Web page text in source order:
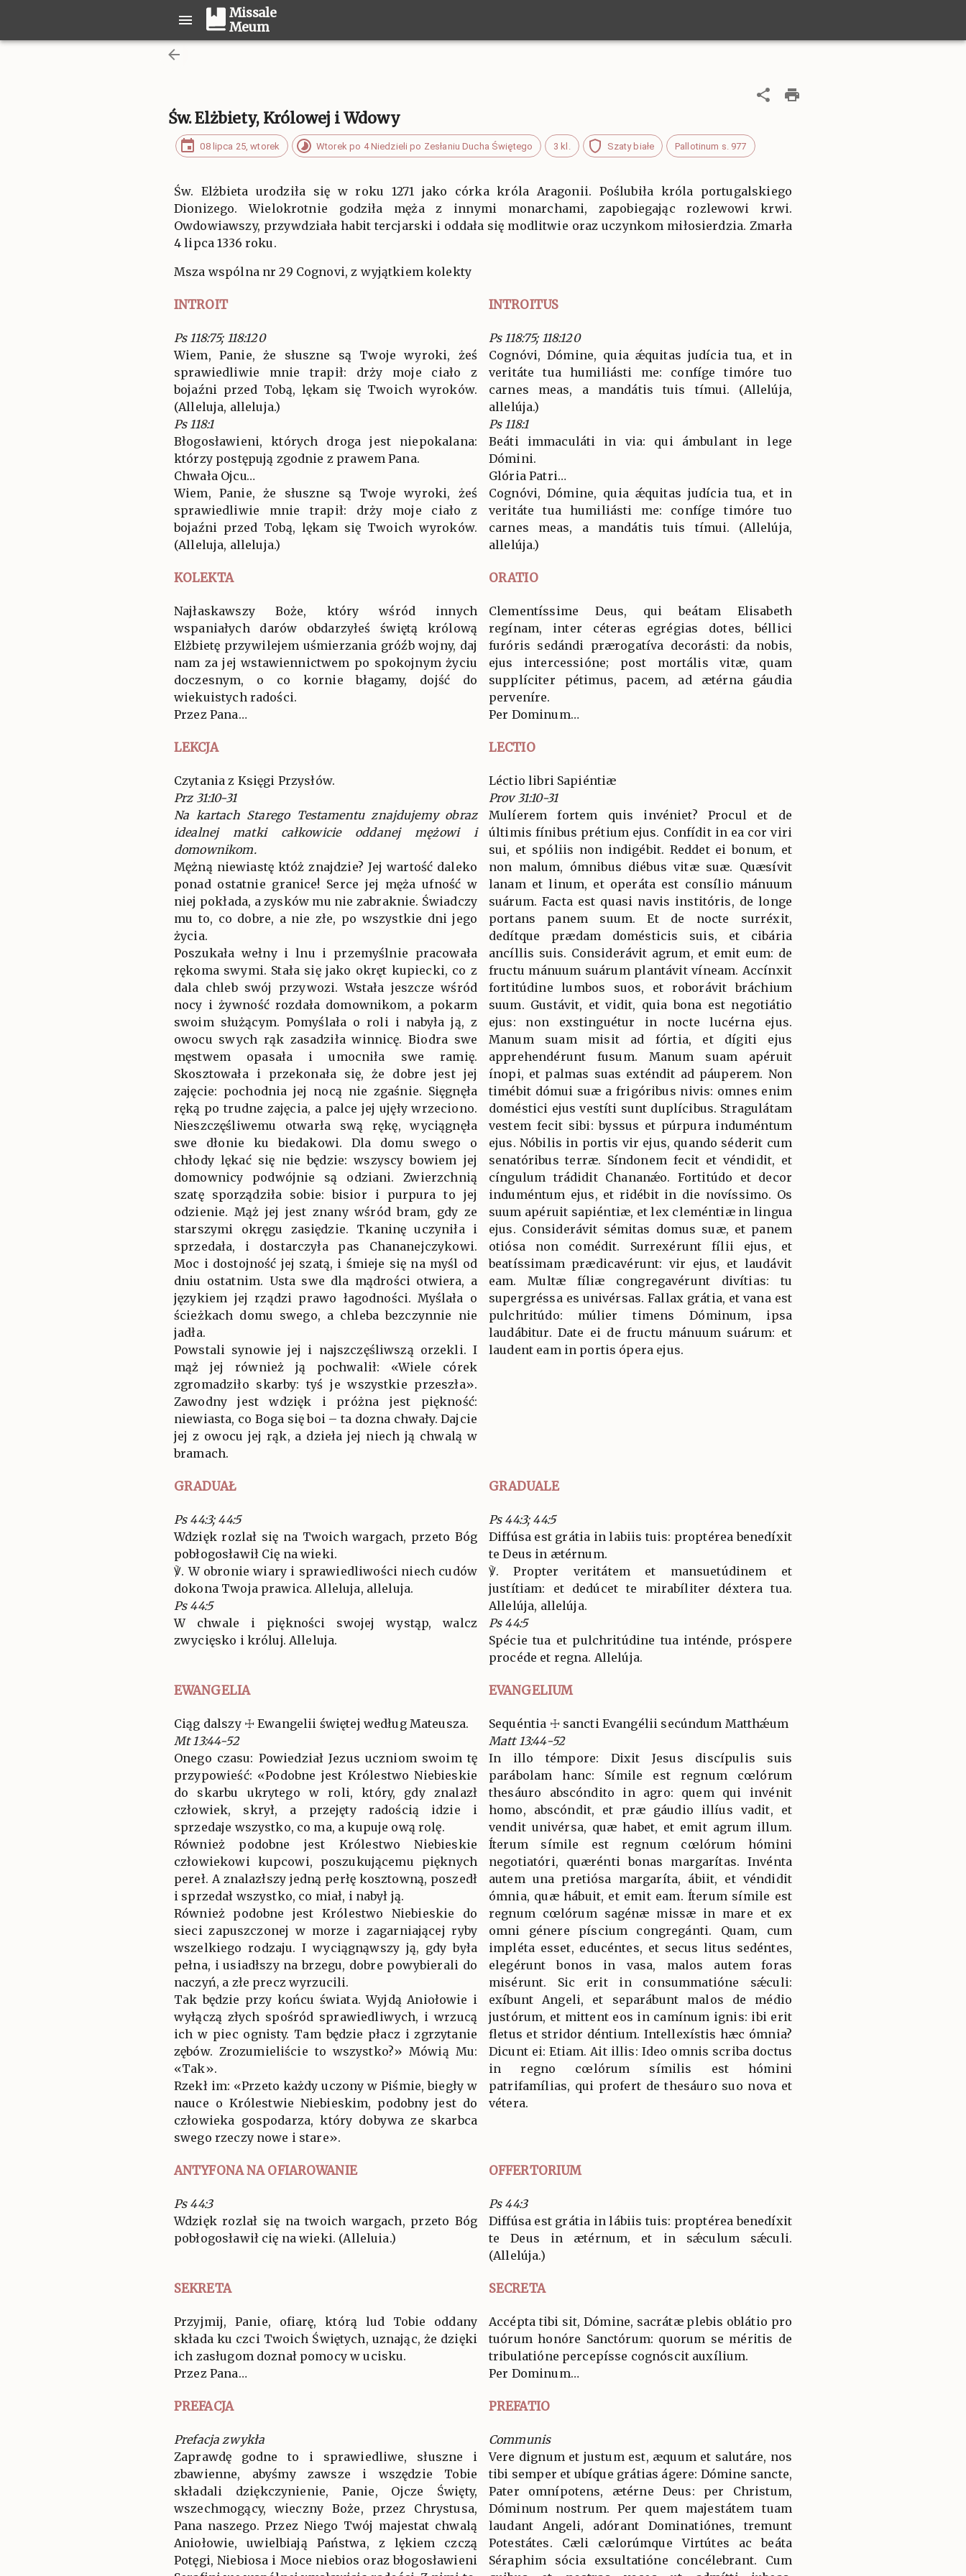
Missale
Meum
Św. Elżbiety, Królowej i Wdowy
08 lipca 25, wtorek Wtorek po 4 Niedzieli po Zesłaniu Ducha Świętego 3 kl. Szaty białe Pallotinum s. 977
Św. Elżbieta urodziła się w roku 1271 jako córka króla Aragonii. Poślubiła króla portugalskiego
Dionizego. Wielokrotnie godziła męża z innymi monarchami, zapobiegając rozlewowi krwi.
Owdowiawszy, przywdziała habit tercjarski i oddała się modlitwie oraz uczynkom miłosierdzia. Zmarła
4 lipca 1336 roku.
Msza wspólna nr 29 Cognovi, z wyjątkiem kolekty
INTROIT INTROITUS
Ps 118:75; 118:120
Wiem, Panie, że słuszne są Twoje wyroki, żeś
sprawiedliwie mnie trapił: drży moje ciało z
bojaźni przed Tobą, lękam się Twoich wyroków.
(Alleluja, alleluja.)
Ps 118:1
Błogosławieni, których droga jest niepokalana:
którzy postępują zgodnie z prawem Pana.
Chwała Ojcu…
Wiem, Panie, że słuszne są Twoje wyroki, żeś
sprawiedliwie mnie trapił: drży moje ciało z
bojaźni przed Tobą, lękam się Twoich wyroków.
(Alleluja, alleluja.)
Ps 118:75; 118:120
Cognóvi, Dómine, quia ǽquitas judícia tua, et in
veritáte tua humiliásti me: confíge timóre tuo
carnes meas, a mandátis tuis tímui. (Allelúja,
allelúja.)
Ps 118:1
Beáti immaculáti in via: qui ámbulant in lege
Dómini.
Glória Patri…
Cognóvi, Dómine, quia ǽquitas judícia tua, et in
veritáte tua humiliásti me: confíge timóre tuo
carnes meas, a mandátis tuis tímui. (Allelúja,
allelúja.)
KOLEKTA ORATIO
Najłaskawszy Boże, który wśród innych
wspaniałych darów obdarzyłeś świętą królową
Elżbietę przywilejem uśmierzania gróźb wojny, daj
nam za jej wstawiennictwem po spokojnym życiu
doczesnym, o co kornie błagamy, dojść do
wiekuistych radości.
Przez Pana…
Clementíssime Deus, qui beátam Elisabeth
regínam, inter céteras egrégias dotes, béllici
furóris sedándi prærogatíva decorásti: da nobis,
ejus intercessióne; post mortális vitæ, quam
supplíciter pétimus, pacem, ad ætérna gáudia
perveníre.
Per Dominum…
LEKCJA LECTIO
Czytania z Księgi Przysłów.
Prz 31:10-31
Na kartach Starego Testamentu znajdujemy obraz
idealnej matki całkowicie oddanej mężowi i
domownikom.
Mężną niewiastę któż znajdzie? Jej wartość daleko
ponad ostatnie granice! Serce jej męża ufność w
niej pokłada, a zysków mu nie zabraknie. Świadczy
mu to, co dobre, a nie złe, po wszystkie dni jego
życia.
Poszukała wełny i lnu i przemyślnie pracowała
rękoma swymi. Stała się jako okręt kupiecki, co z
dala chleb swój przywozi. Wstała jeszcze wśród
nocy i żywność rozdała domownikom, a pokarm
swoim służącym. Pomyślała o roli i nabyła ją, z
owocu swych rąk zasadziła winnicę. Biodra swe
męstwem opasała i umocniła swe ramię.
Skosztowała i przekonała się, że dobre jest jej
zajęcie: pochodnia jej nocą nie zgaśnie. Sięgnęła
ręką po trudne zajęcia, a palce jej ujęły wrzeciono.
Nieszczęśliwemu otwarła swą rękę, wyciągnęła
swe dłonie ku biedakowi. Dla domu swego o
chłody lękać się nie będzie: wszyscy bowiem jej
domownicy podwójnie są odziani. Zwierzchnią
szatę sporządziła sobie: bisior i purpura to jej
odzienie. Mąż jej jest znany wśród bram, gdy ze
starszymi okręgu zasiędzie. Tkaninę uczyniła i
sprzedała, i dostarczyła pas Chananejczykowi.
Moc i dostojność jej szatą, i śmieje się na myśl od
dniu ostatnim. Usta swe dla mądrości otwiera, a
językiem jej rządzi prawo łagodności. Myślała o
ścieżkach domu swego, a chleba bezczynnie nie
jadła.
Powstali synowie jej i najszczęśliwszą orzekli. I
mąż jej również ją pochwalił: «Wiele córek
zgromadziło skarby: tyś je wszystkie przeszła».
Zawodny jest wdzięk i próżna jest piękność:
niewiasta, co Boga się boi – ta dozna chwały. Dajcie
jej z owocu jej rąk, a dzieła jej niech ją chwalą w
bramach.
Léctio libri Sapiéntiæ
Prov 31:10-31
Mulíerem fortem quis invéniet? Procul et de
últimis fínibus prétium ejus. Confídit in ea cor viri
sui, et spóliis non indigébit. Reddet ei bonum, et
non malum, ómnibus diébus vitæ suæ. Quæsívit
lanam et linum, et operáta est consílio mánuum
suárum. Facta est quasi navis institóris, de longe
portans panem suum. Et de nocte surréxit,
dedítque prædam domésticis suis, et cibária
ancíllis suis. Considerávit agrum, et emit eum: de
fructu mánuum suárum plantávit víneam. Accínxit
fortitúdine lumbos suos, et roborávit bráchium
suum. Gustávit, et vidit, quia bona est negotiátio
ejus: non exstinguétur in nocte lucérna ejus.
Manum suam misit ad fórtia, et dígiti ejus
apprehendérunt fusum. Manum suam apéruit
ínopi, et palmas suas exténdit ad páuperem. Non
timébit dómui suæ a frigóribus nivis: omnes enim
doméstici ejus vestíti sunt duplícibus. Stragulátam
vestem fecit sibi: byssus et púrpura induméntum
ejus. Nóbilis in portis vir ejus, quando séderit cum
senatóribus terræ. Síndonem fecit et véndidit, et
cíngulum trádidit Chananǽo. Fortitúdo et decor
induméntum ejus, et ridébit in die novíssimo. Os
suum apéruit sapiéntiæ, et lex cleméntiæ in lingua
ejus. Considerávit sémitas domus suæ, et panem
otiósa non comédit. Surrexérunt fílii ejus, et
beatíssimam prædicavérunt: vir ejus, et laudávit
eam. Multæ fíliæ congregavérunt divítias: tu
supergréssa es univérsas. Fallax grátia, et vana est
pulchritúdo: múlier timens Dóminum, ipsa
laudábitur. Date ei de fructu mánuum suárum: et
laudent eam in portis ópera ejus.
GRADUAŁ GRADUALE
Ps 44:3; 44:5
Wdzięk rozlał się na Twoich wargach, przeto Bóg
pobłogosławił Cię na wieki.
℣. W obronie wiary i sprawiedliwości niech cudów
dokona Twoja prawica. Alleluja, alleluja.
Ps 44:5
W chwale i piękności swojej wystąp, walcz
zwycięsko i króluj. Alleluja.
Ps 44:3; 44:5
Diffúsa est grátia in labiis tuis: proptérea benedíxit
te Deus in ætérnum.
℣. Propter veritátem et mansuetúdinem et
justítiam: et dedúcet te mirabíliter déxtera tua.
Allelúja, allelúja.
Ps 44:5
Spécie tua et pulchritúdine tua inténde, próspere
procéde et regna. Allelúja.
EWANGELIA EVANGELIUM
Ciąg dalszy ☩ Ewangelii świętej według Mateusza.
Mt 13:44-52
Onego czasu: Powiedział Jezus uczniom swoim tę
przypowieść: «Podobne jest Królestwo Niebieskie
do skarbu ukrytego w roli, który, gdy znalazł
człowiek, skrył, a przejęty radością idzie i
sprzedaje wszystko, co ma, a kupuje ową rolę.
Również podobne jest Królestwo Niebieskie
człowiekowi kupcowi, poszukującemu pięknych
pereł. A znalazłszy jedną perłę kosztowną, poszedł
i sprzedał wszystko, co miał, i nabył ją.
Również podobne jest Królestwo Niebieskie do
sieci zapuszczonej w morze i zagarniającej ryby
wszelkiego rodzaju. I wyciągnąwszy ją, gdy była
pełna, i usiadłszy na brzegu, dobre powybierali do
naczyń, a złe precz wyrzucili.
Tak będzie przy końcu świata. Wyjdą Aniołowie i
wyłączą złych spośród sprawiedliwych, i wrzucą
ich w piec ognisty. Tam będzie płacz i zgrzytanie
zębów. Zrozumieliście to wszystko?» Mówią Mu:
«Tak».
Rzekł im: «Przeto każdy uczony w Piśmie, biegły w
nauce o Królestwie Niebieskim, podobny jest do
człowieka gospodarza, który dobywa ze skarbca
swego rzeczy nowe i stare».
Sequéntia ☩ sancti Evangélii secúndum Matthǽum
Matt 13:44-52
In illo témpore: Dixit Jesus discípulis suis
parábolam hanc: Símile est regnum cœlórum
thesáuro abscóndito in agro: quem qui invénit
homo, abscóndit, et præ gáudio illíus vadit, et
vendit univérsa, quæ habet, et emit agrum illum.
Íterum símile est regnum cœlórum hómini
negotiatóri, quærénti bonas margarítas. Invénta
autem una pretiósa margaríta, ábiit, et véndidit
ómnia, quæ hábuit, et emit eam. Íterum símile est
regnum cœlórum sagénæ missæ in mare et ex
omni génere píscium congregánti. Quam, cum
impléta esset, educéntes, et secus litus sedéntes,
elegérunt bonos in vasa, malos autem foras
misérunt. Sic erit in consummatióne sǽculi:
exíbunt Angeli, et separábunt malos de médio
justórum, et mittent eos in camínum ignis: ibi erit
fletus et stridor déntium. Intellexístis hæc ómnia?
Dicunt ei: Etiam. Ait illis: Ideo omnis scriba doctus
in regno cœlórum símilis est hómini
patrifamílias, qui profert de thesáuro suo nova et
vétera.
ANTYFONA NA OFIAROWANIE OFFERTORIUM
Ps 44:3
Wdzięk rozlał się na twoich wargach, przeto Bóg
pobłogosławił cię na wieki. (Alleluia.)
Ps 44:3
Diffúsa est grátia in lábiis tuis: proptérea benedíxit
te Deus in ætérnum, et in sǽculum sǽculi.
(Allelúja.)
SEKRETA SECRETA
Przyjmij, Panie, ofiarę, którą lud Tobie oddany
składa ku czci Twoich Świętych, uznając, że dzięki
ich zasługom doznał pomocy w ucisku.
Przez Pana…
Accépta tibi sit, Dómine, sacrátæ plebis oblátio pro
tuórum honóre Sanctórum: quorum se méritis de
tribulatióne percepísse cognóscit auxílium.
Per Dominum…
PREFACJA PREFATIO
Prefacja zwykła
Zaprawdę godne to i sprawiedliwe, słuszne i
zbawienne, abyśmy zawsze i wszędzie Tobie
składali dziękczynienie, Panie, Ojcze Święty,
wszechmogący, wieczny Boże, przez Chrystusa,
Pana naszego. Przez Niego Twój majestat chwalą
Aniołowie, uwielbiają Państwa, z lękiem czczą
Potęgi, Niebiosa i Moce niebios oraz błogosławieni
Communis
Vere dignum et justum est, æquum et salutáre, nos
tibi semper et ubíque grátias ágere: Dómine sancte,
Pater omnípotens, ætérne Deus: per Christum,
Dóminum nostrum. Per quem majestátem tuam
laudant Angeli, adórant Dominatiónes, tremunt
Potestátes. Cæli cælorúmque Virtútes ac beáta
Séraphim sócia exsultatióne concélebrant. Cum